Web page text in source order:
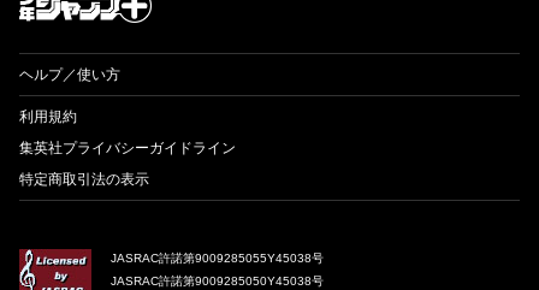
ヘルプ／使い方
利用規約
集英社プライバシーガイドライン
特定商取引法の表示
JASRAC許諾第9009285055Y45038号
JASRAC許諾第9009285050Y45038号